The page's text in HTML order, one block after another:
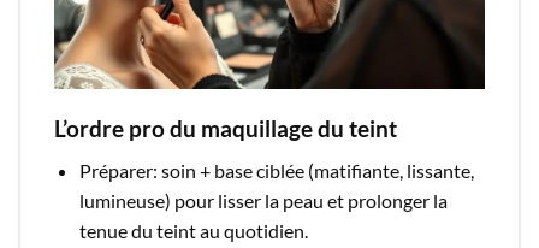
L’ordre pro du maquillage du teint
Préparer: soin + base ciblée (matifiante, lissante,
lumineuse) pour lisser la peau et prolonger la
tenue du teint au quotidien.​